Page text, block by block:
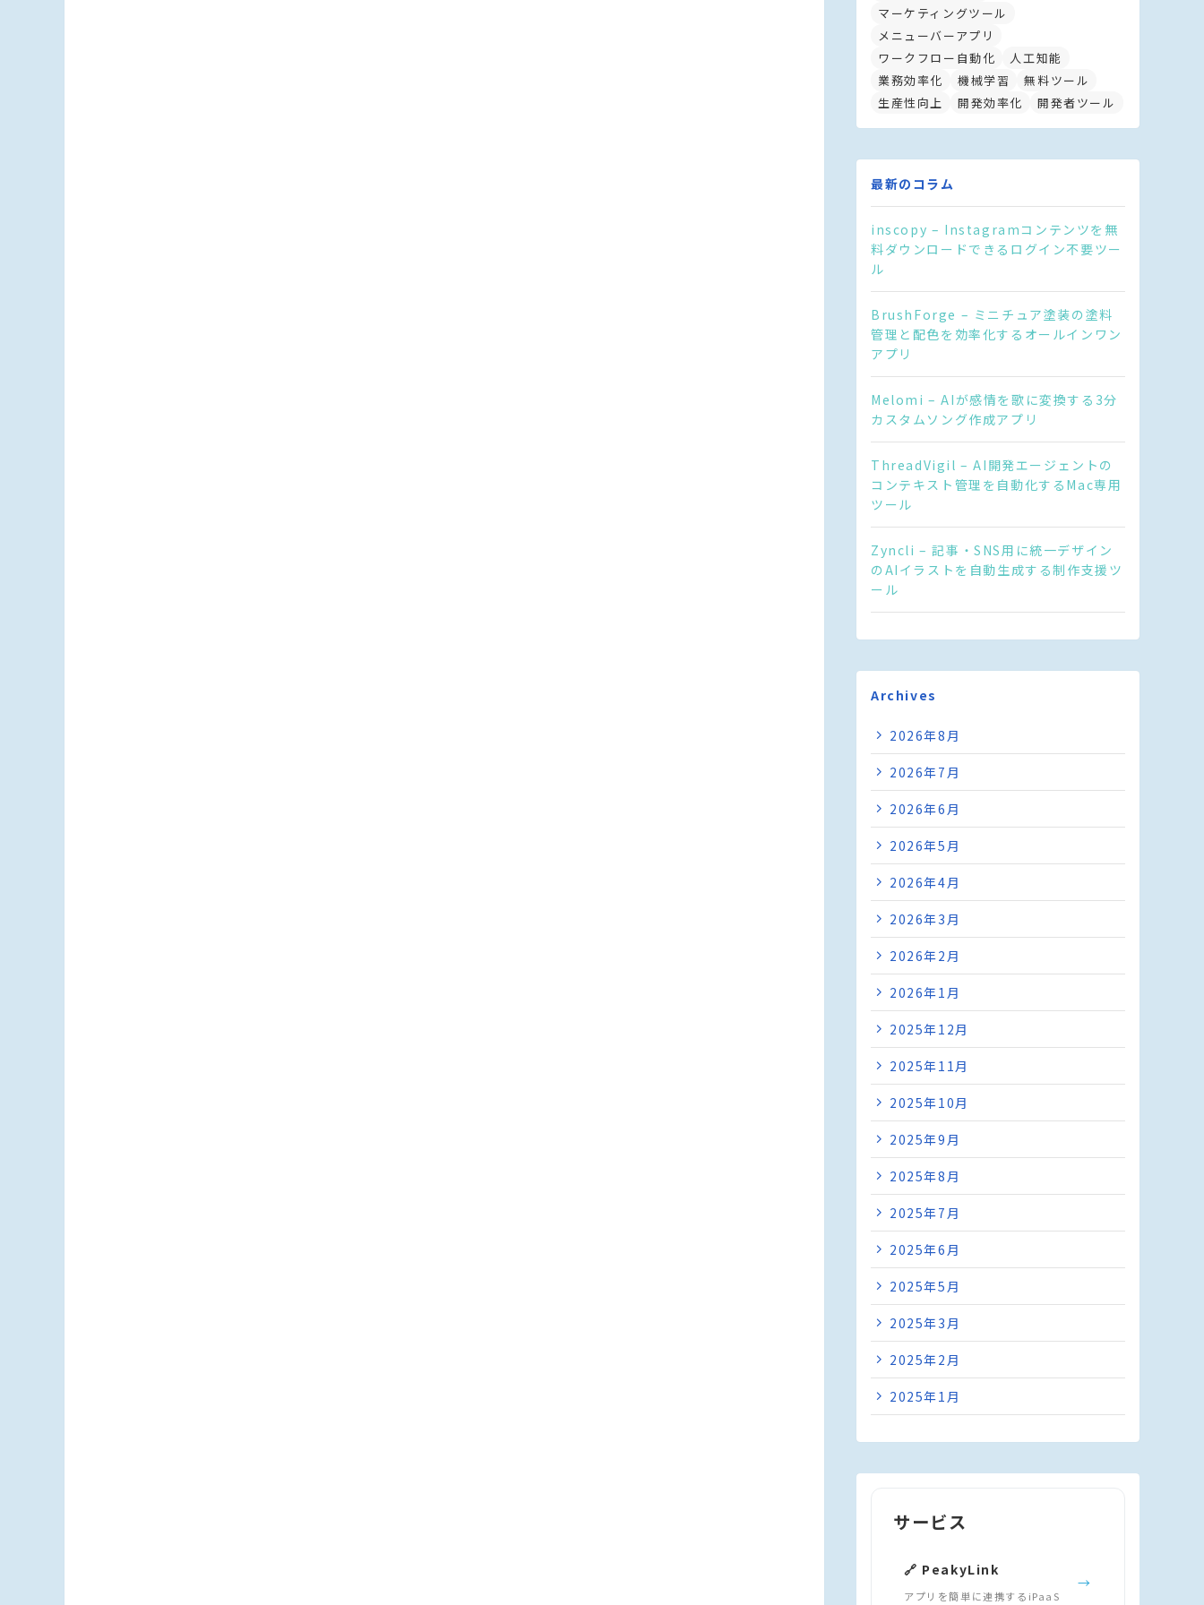
マーケティングツール
メニューバーアプリ
ワークフロー自動化
人工知能
業務効率化
機械学習
無料ツール
生産性向上
開発効率化 開発者ツール
最新のコラム
inscopy – Instagramコンテンツを無
料ダウンロードできるログイン不要ツー
ル
BrushForge – ミニチュア塗装の塗料
管理と配色を効率化するオールインワン
アプリ
Melomi – AIが感情を歌に変換する3分
カスタムソング作成アプリ
ThreadVigil – AI開発エージェントの
コンテキスト管理を自動化するMac専用
ツール
Zyncli – 記事・SNS用に統一デザイン
のAIイラストを自動生成する制作支援ツ
ール
Archives
2026年8月
2026年7月
2026年6月
2026年5月
2026年4月
2026年3月
2026年2月
2026年1月
2025年12月
2025年11月
2025年10月
2025年9月
2025年8月
2025年7月
2025年6月
2025年5月
2025年3月
2025年2月
2025年1月
サービス
🔗 PeakyLink
アプリを簡単に連携するiPaaS
→